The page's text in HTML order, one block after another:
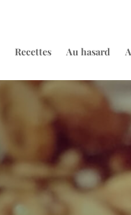
Recettes Au hasard